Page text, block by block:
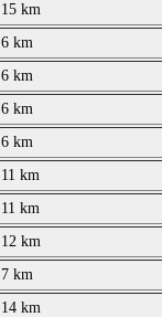
15 km
6 km
6 km
6 km
6 km
11 km
11 km
12 km
7 km
14 km